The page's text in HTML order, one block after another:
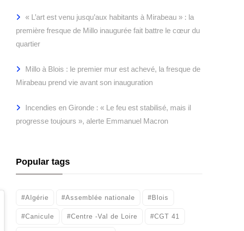
« L’art est venu jusqu’aux habitants à Mirabeau » : la
première fresque de Millo inaugurée fait battre le cœur du
quartier
Millo à Blois : le premier mur est achevé, la fresque de
Mirabeau prend vie avant son inauguration
Incendies en Gironde : « Le feu est stabilisé, mais il
progresse toujours », alerte Emmanuel Macron
Popular tags
#Algérie #Assemblée nationale #Blois
#Canicule #Centre -Val de Loire #CGT 41